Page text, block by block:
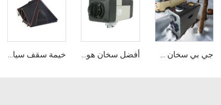
جي بي سخان سيارات الديزل عالي الجودة 2kw جميعها في واحد سخان سيارات الديزل سخانات مواقف السيارات 12v 24v للسيارات شاحنة RV أفضل سخان هواء لـ Lpg 4KW 24V سخان وقوف السيارات للسيارة خيمة سقف سيارة مثلث للخييمات جي بي (JP) خيمة سقف سيارة شكل صلب (Clamshell) أسود رمادى (Black Gray) ألومنيوم 4 أشخاص خيمة سقف صلبة (Hard Shell)